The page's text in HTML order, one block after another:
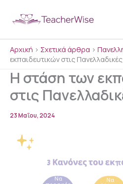
Αρχική > Σχετικά άρθρα >
εκπαιδευτικών στις Πανελλαδικές
Η στάση των
στις
23 Μαΐου, 2024